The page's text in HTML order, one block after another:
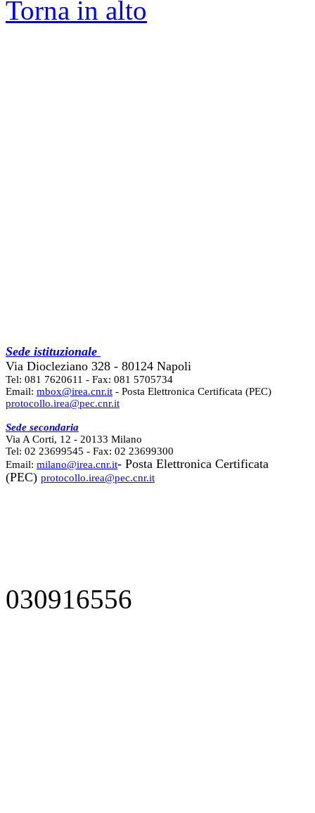
Torna in alto
Sede istituzionale
Via Diocleziano 328 - 80124 Napoli
Tel: 081 7620611 - Fax: 081 5705734
Email: mbox@irea.cnr.it - Posta Elettronica Certificata (PEC)
protocollo.irea@pec.cnr.it
Sede secondaria
Via A Corti, 12 - 20133 Milano
Tel: 02 23699545 - Fax: 02 23699300
Email: milano@irea.cnr.it- Posta Elettronica Certificata
(PEC) protocollo.irea@pec.cnr.it
030916556